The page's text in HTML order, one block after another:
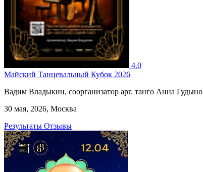
4.0
Майский Танцевальный Кубок 2026
Вадим Владыкин, соорганизатор арг. танго Анна Гудыно
30 мая, 2026, Москва
Результаты Отзывы